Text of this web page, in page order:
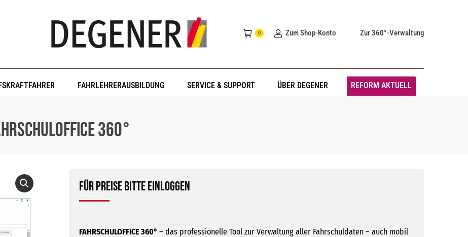
0 Zum Shop-Konto Zur 360°-Verwaltung
FAHRLEHRERAUSBILDUNG SERVICE & SUPPORT ÜBER DEGENER REFORM AKTUELL
360°
Für Preise bitte einloggen
FAHRSCHULOFFICE 360° – das professionelle Tool zur Verwaltung aller Fahrschuldaten – auch mobil